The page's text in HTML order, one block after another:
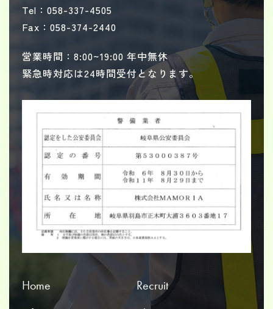
Tel：058-337-4505
Fax：058-374-2440
営業時間：8:00~19:00 年中無休
緊急時対応は24時間受付となります。
Home
Recruit